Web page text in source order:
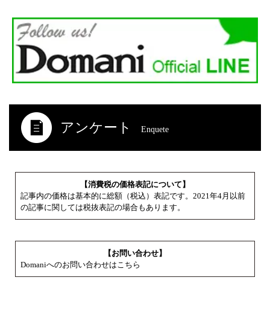
アンケート Enquete
【消費税の価格表記について】
記事内の価格は基本的に総額（税込）表記です。2021年4月以前
の記事に関しては税抜表記の場合もあります。
【お問い合わせ】
Domaniへのお問い合わせはこちら